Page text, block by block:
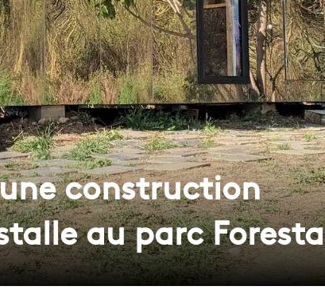
construction
au parc Foresta